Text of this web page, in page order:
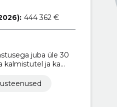
444 362 €
juba üle 30
kalmistutel ja ka